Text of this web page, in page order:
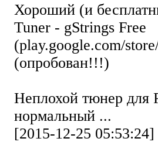
Хороший (и
Tuner - gStrings Free
(play.google.com/
(опробован!!!)
Неплохой тюнер для
нормальный ...
[2015-12-25 05:53:24]